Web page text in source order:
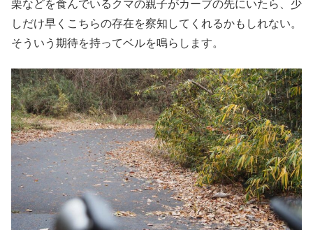
栗などを食んでいるクマの親子がカーブの先にいたら、少
しだけ早くこちらの存在を察知してくれるかもしれない。
そういう期待を持ってベルを鳴らします。